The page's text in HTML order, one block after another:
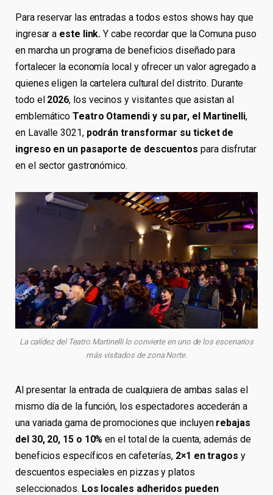
Para reservar las entradas a todos estos shows hay que
ingresar a este link. Y cabe recordar que la Comuna puso
en marcha un programa de beneficios diseñado para
fortalecer la economía local y ofrecer un valor agregado a
quienes eligen la cartelera cultural del distrito. Durante
todo el 2026, los vecinos y visitantes que asistan al
emblemáticoTeatro Otamendi y su par, el Martinelli,
en Lavalle 3021, podrán transformar su ticket de
ingreso en un pasaporte de descuentos para disfrutar
en el sector gastronómico.
La calidez del Teatro Martinelli lo convierte en uno de los escenarios
más visitados de zona Norte.
Al presentar la entrada de cualquiera de ambas salas el
mismo día de la función, los espectadores accederán a
una variada gama de promociones que incluyen rebajas
del 30, 20, 15 o 10% en el total de la cuenta, además de
beneficios específicos en cafeterías, 2×1 en tragos y
descuentos especiales en pizzas y platos
seleccionados. Los locales adheridos pueden